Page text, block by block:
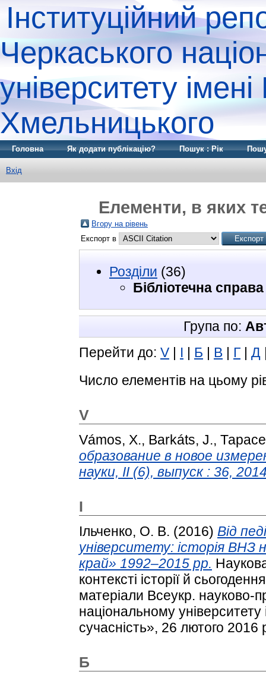
Інституційний
Черкаського
університету
Хмельницького
Головна Як додати публікацію? Пошук : Рік
Вхід
Елементи, в яких
Вгору на рівень
Експорт в
Розділи (36)
Бібліотечна справа
Група по:
Перейти до: V І Б В Г Д
Число елементів на цьому
V
Vámos, X., Barkáts, J.,
образование в новое
науки, II (6), выпуск : 36,
І
Ільченко, О. В. (2016) Від
університету: історія
край» 1992–2015 рр.
контексті історії й
матеріали Всеукр. науково-
національному
сучасність», 26 лютого
Б